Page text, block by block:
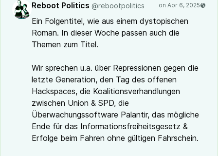
Reboot Politics @rebootpolitics
Ein Folgentitel, wie aus einem dystopischen
Roman. In dieser Woche passen auch die
Themen zum Titel.
Wir sprechen u.a. über Repressionen gegen die
letzte Generation, den Tag des offenen
Hackspaces, die Koalitionsverhandlungen
zwischen Union & SPD, die
Überwachungssoftware Palantir, das mögliche
Ende für das Informationsfreiheitsgesetz &
Erfolge beim Fahren ohne gültigen Fahrschein.